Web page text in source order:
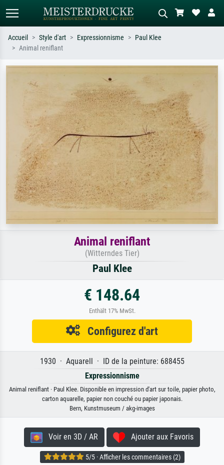
ex. Monet, Nuit étoilée,
impressionnisme, vague de Hokusai,
abstrait avec beaucoup de rouge,
tableau sombre, nu debout près d'un
arbre.
Accueil Style d'art Expressionnisme
Paul Klee
Animal reniflant
Animal reniflant
(Witterndes Tier)
Paul Klee
€ 148.64
Enthält 17% MwSt.
Configurez d'art
1930 · Aquarell · ID de la peinture: 688455
Expressionnisme
Animal reniflant · Paul Klee. Disponible en impression d'art sur toile, papier photo,
carton aquarelle, papier non couché ou papier japonais.
Bern, Kunstmuseum / akg-images
Voir en 3D / AR Ajouter aux Favoris
5/5 · Afficher les commentaires (2)